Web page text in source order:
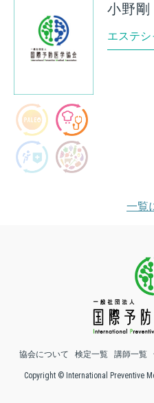
小野剛
エステシ
一覧
協会について 検定一覧 講師一覧
Copyright © International Preventive